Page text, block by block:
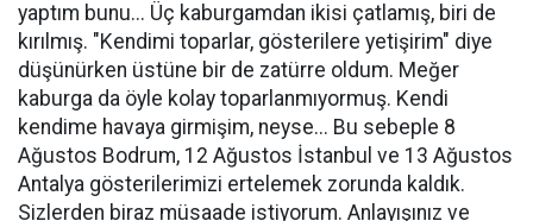
yaptım bunu... Üç kaburgamdan ikisi çatlamış, biri de
kırılmış. "Kendimi toparlar, gösterilere yetişirim" diye
düşünürken üstüne bir de zatürre oldum. Meğer
kaburga da öyle kolay toparlanmıyormuş. Kendi
kendime havaya girmişim, neyse... Bu sebeple 8
Ağustos Bodrum, 12 Ağustos İstanbul ve 13 Ağustos
Antalya gösterilerimizi ertelemek zorunda kaldık.
Sizlerden biraz müsaade istiyorum. Anlayışınız ve